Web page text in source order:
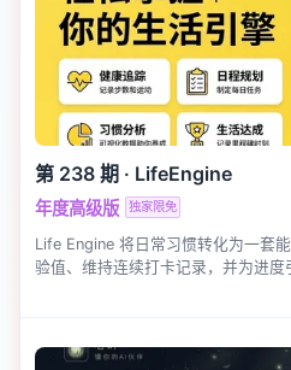
第 238 期 · LifeEngine
年度高级版 独家限免
Life Engine 将日常习惯转化为一套
验值、维持连续打卡记录，并为进度